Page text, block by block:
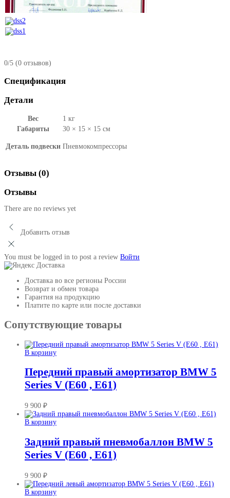
0/5 (0 отзывов)
Спецификация
Детали
Вес
1 кг
Габариты
30 × 15 × 15 см
Деталь подвески Пневмокомпрессоры
Отзывы (0)
Отзывы
There are no reviews yet
Добавить отзыв
You must be logged in to post a review Войти
Доставка во все регионы России
Возврат и обмен товара
Гарантия на продукцию
Платите по карте или после доставки
Сопутствующие товары
В корзину
Передний правый амортизатор BMW 5
Series V (E60 , E61)
9 900 ₽
В корзину
Задний правый пневмобаллон BMW 5
Series V (E60 , E61)
9 900 ₽
В корзину